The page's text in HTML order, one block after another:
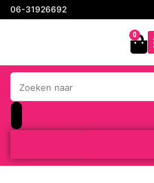
06-31926692
0